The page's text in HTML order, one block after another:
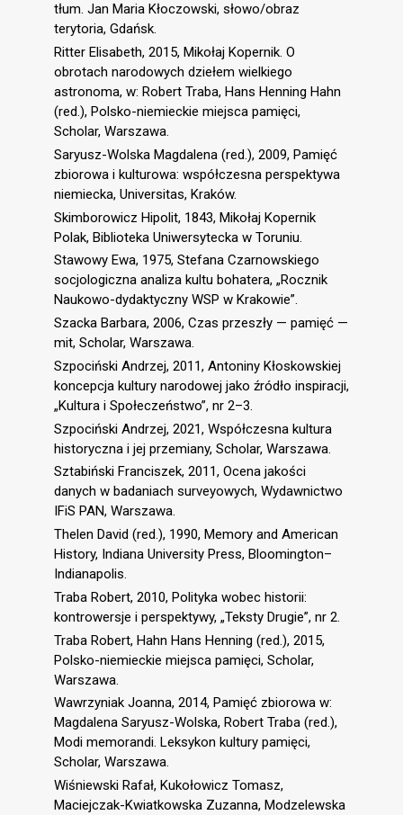
tłum. Jan Maria Kłoczowski, słowo/obraz
terytoria, Gdańsk.
Ritter Elisabeth, 2015, Mikołaj Kopernik. O
obrotach narodowych dziełem wielkiego
astronoma, w: Robert Traba, Hans Henning Hahn
(red.), Polsko-niemieckie miejsca pamięci,
Scholar, Warszawa.
Saryusz-Wolska Magdalena (red.), 2009, Pamięć
zbiorowa i kulturowa: współczesna perspektywa
niemiecka, Universitas, Kraków.
Skimborowicz Hipolit, 1843, Mikołaj Kopernik
Polak, Biblioteka Uniwersytecka w Toruniu.
Stawowy Ewa, 1975, Stefana Czarnowskiego
socjologiczna analiza kultu bohatera, „Rocznik
Naukowo-dydaktyczny WSP w Krakowie”.
Szacka Barbara, 2006, Czas przeszły — pamięć —
mit, Scholar, Warszawa.
Szpociński Andrzej, 2011, Antoniny Kłoskowskiej
koncepcja kultury narodowej jako źródło inspiracji,
„Kultura i Społeczeństwo”, nr 2–3.
Szpociński Andrzej, 2021, Współczesna kultura
historyczna i jej przemiany, Scholar, Warszawa.
Sztabiński Franciszek, 2011, Ocena jakości
danych w badaniach surveyowych, Wydawnictwo
IFiS PAN, Warszawa.
Thelen David (red.), 1990, Memory and American
History, Indiana University Press, Bloomington–
Indianapolis.
Traba Robert, 2010, Polityka wobec historii:
kontrowersje i perspektywy, „Teksty Drugie”, nr 2.
Traba Robert, Hahn Hans Henning (red.), 2015,
Polsko-niemieckie miejsca pamięci, Scholar,
Warszawa.
Wawrzyniak Joanna, 2014, Pamięć zbiorowa w:
Magdalena Saryusz-Wolska, Robert Traba (red.),
Modi memorandi. Leksykon kultury pamięci,
Scholar, Warszawa.
Wiśniewski Rafał, Kukołowicz Tomasz,
Maciejczak-Kwiatkowska Zuzanna, Modzelewska